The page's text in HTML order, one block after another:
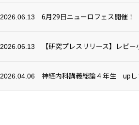
2026.06.13 6月29日ニューロフェス開催！
2026.06.13 【研究プレスリリース】レビ
2026.04.06 神経内科講義総論４年生 upし